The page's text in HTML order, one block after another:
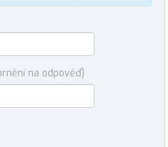
na odpověď)